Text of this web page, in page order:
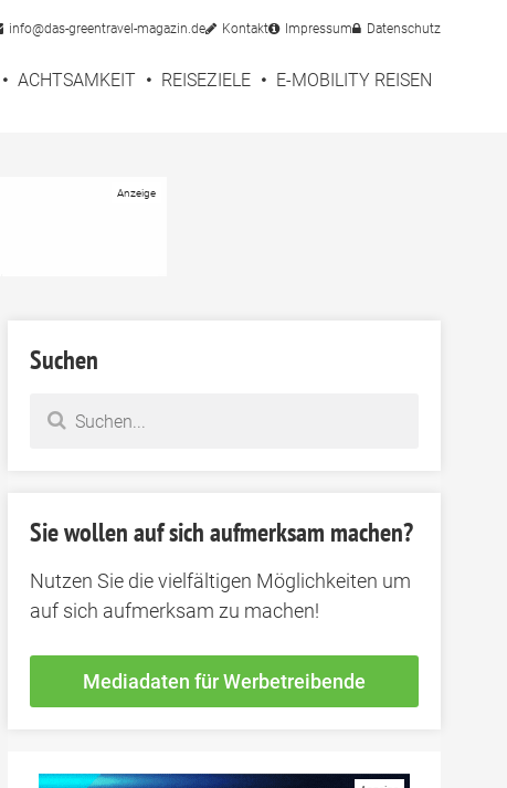
info@das-greentravel-magazin.de Kontakt Impressum Datenschutz
ACHTSAMKEIT REISEZIELE E-MOBILITY REISEN
Suchen
Sie wollen auf sich aufmerksam machen?
Nutzen Sie die vielfältigen Möglichkeiten um
auf sich aufmerksam zu machen!
Mediadaten für Werbetreibende